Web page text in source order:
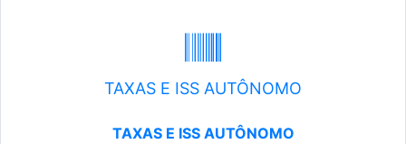
TAXAS E ISS AUTÔNOMO
TAXAS E ISS AUTÔNOMO